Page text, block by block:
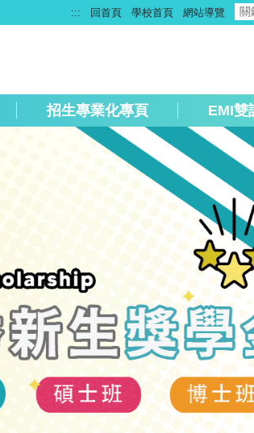
::: 回首頁 學校首頁 網站導覽
招生專業化專頁 EMI雙